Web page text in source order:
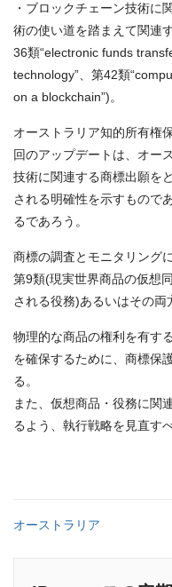
・ブロックチェーン技術に
術の使い道を踏まえて関連
36類“electronic funds
technology”、第42類
on a blockchain”)。
オーストラリア知的所有権
回のアップデートは、オー
技術に関連する商標出願を
される明確性を示すもので
るであろう。
商標の調査とモニタリング
第9類(現実世界商品の仮想
される役務)あるいはその両
物理的な商品の権利を有す
を確保するために、商標保
る。
また、仮想商品・役務に関
るよう、執行戦略を見直す
オーストラリア